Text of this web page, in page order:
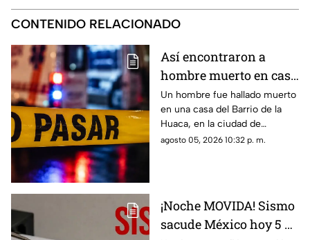
CONTENIDO RELACIONADO
Así encontraron a
hombre muerto en casa
del Barrio de la Huaca,
en Veracruz
Un hombre fue hallado muerto
en una casa del Barrio de la
Huaca, en la ciudad de
Veracruz, por lo que la zona
agosto 05, 2026 10:32 p. m.
¡Noche MOVIDA! Sismo
sacude México hoy 5 de